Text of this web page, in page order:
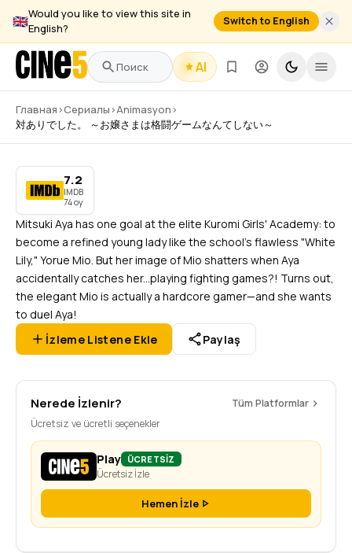
🇬🇧Would you like to view this site in
English?
Switch to English
AI
Главная›Сериалы›Animasyon›
対ありでした。 ～お嬢さまは格闘ゲームなんてしない～
Fragmanı İzle
対ありでした。 ～お嬢さまは
格闘ゲームなんてしない～
7.2IMDB 74oy 2026–Devam Ediyor1 Sezon12 Bölüm
Animasyon,Dram,Komedi
7.2
IMDB
74 oy
Mitsuki Aya has one goal at the elite Kuromi Girls' Academy: to
become a refined young lady like the school's flawless "White
Lily," Yorue Mio. But her image of Mio shatters when Aya
accidentally catches her...playing fighting games?! Turns out,
the elegant Mio is actually a hardcore gamer—and she wants
to duel Aya!
İzleme Listene Ekle
Paylaş
Nerede İzlenir?
Tüm Platformlar
Ücretsiz ve ücretli seçenekler
Play ÜCRETSİZ
Ücretsiz İzle
Hemen İzle